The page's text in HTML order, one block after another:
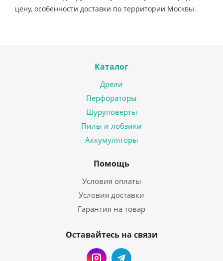
цену, особенности доставки по территории Москвы.
Каталог
Дрели
Перфораторы
Шуруповерты
Пилы и лобзики
Аккумуляторы
Помощь
Условия оплаты
Условия доставки
Гарантия на товар
Оставайтесь на связи